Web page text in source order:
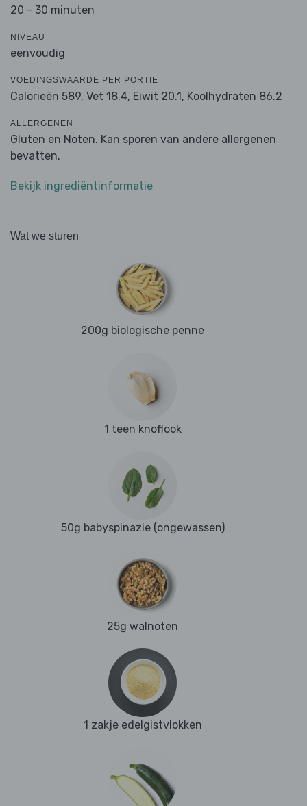
20 - 30 minuten
NIVEAU
eenvoudig
VOEDINGSWAARDE PER PORTIE
Calorieën 589, Vet 18.4, Eiwit 20.1, Koolhydraten 86.2
ALLERGENEN
Gluten en Noten. Kan sporen van andere allergenen
bevatten.
Bekijk ingrediëntinformatie
Wat we sturen
200g biologische penne
1 teen knoflook
50g babyspinazie (ongewassen)
25g walnoten
1 zakje edelgistvlokken